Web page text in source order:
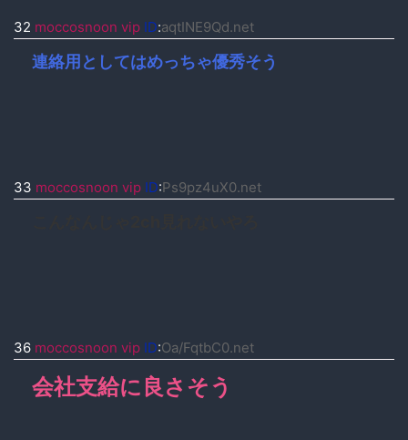
32 moccosnoon vip ID:aqtINE9Qd.net
連絡用としてはめっちゃ優秀そう
33 moccosnoon vip ID:Ps9pz4uX0.net
36 moccosnoon vip ID:Oa/FqtbC0.net
会社支給に良さそう